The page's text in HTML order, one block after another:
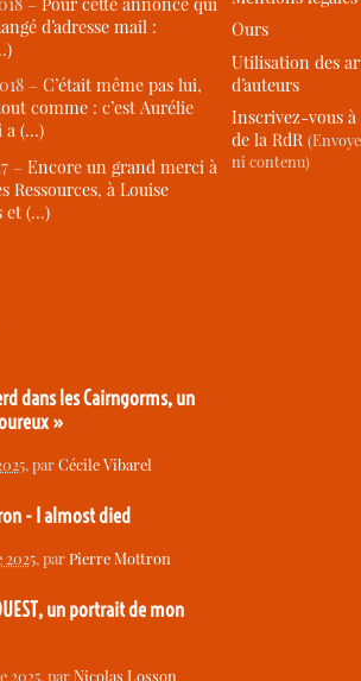
d’adresse mail :
–C’était même pas lui,
comme : c’est Aurélie
a (…)
–Encore un grand merci à
Ressources, à Louise
et (…)
dans les Cairngorms, un
»
, parCécile Vibarel
- I almost died
2025, parPierre Mottron
un portrait de mon
2025, parNicolas Losson
Ours
Utilisation des
d’auteurs
Inscrivez-vous
de la RdR
ni contenu)